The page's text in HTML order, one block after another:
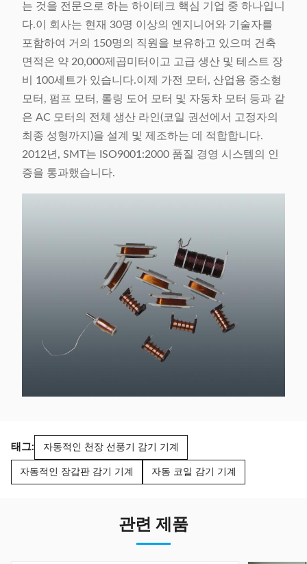
는 것을 전문으로 하는 하이테크 핵심 기업 중 하나입니
다.이 회사는 현재 30명 이상의 엔지니어와 기술자를
포함하여 거의 150명의 직원을 보유하고 있으며 건축
면적은 약 20,000제곱미터이고 고급 생산 및 테스트 장
비 100세트가 있습니다.이제 가전 모터, 산업용 중소형
모터, 펌프 모터, 롤링 도어 모터 및 자동차 모터 등과 같
은 AC 모터의 전체 생산 라인(코일 권선에서 고정자의
최종 성형까지)을 설계 및 제조하는 데 적합합니다.
2012년, SMT는 ISO9001:2000 품질 경영 시스템의 인
증을 통과했습니다.
태그: 자동적인 천장 선풍기 감기 기계
자동적인 장갑판 감기 기계 자동 코일 감기 기계
관련 제품